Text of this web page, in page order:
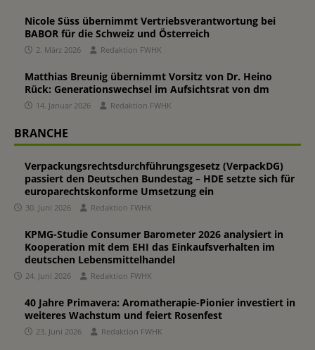
Nicole Süss übernimmt Vertriebsverantwortung bei
BABOR für die Schweiz und Österreich
2. März 2026 Redaktion FWHK
Matthias Breunig übernimmt Vorsitz von Dr. Heino
Rück: Generationswechsel im Aufsichtsrat von dm
14. Januar 2026 Redaktion FWHK
BRANCHE
Verpackungsrechtsdurchführungsgesetz (VerpackDG)
passiert den Deutschen Bundestag – HDE setzte sich für
europarechtskonforme Umsetzung ein
30. Juni 2026 Redaktion FWHK
KPMG-Studie Consumer Barometer 2026 analysiert in
Kooperation mit dem EHI das Einkaufsverhalten im
deutschen Lebensmittelhandel
24. Juni 2026 Redaktion FWHK
40 Jahre Primavera: Aromatherapie-Pionier investiert in
weiteres Wachstum und feiert Rosenfest
23. Juni 2026 Redaktion FWHK